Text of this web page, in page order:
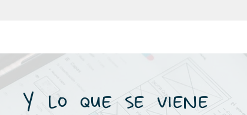
Y lo que se viene